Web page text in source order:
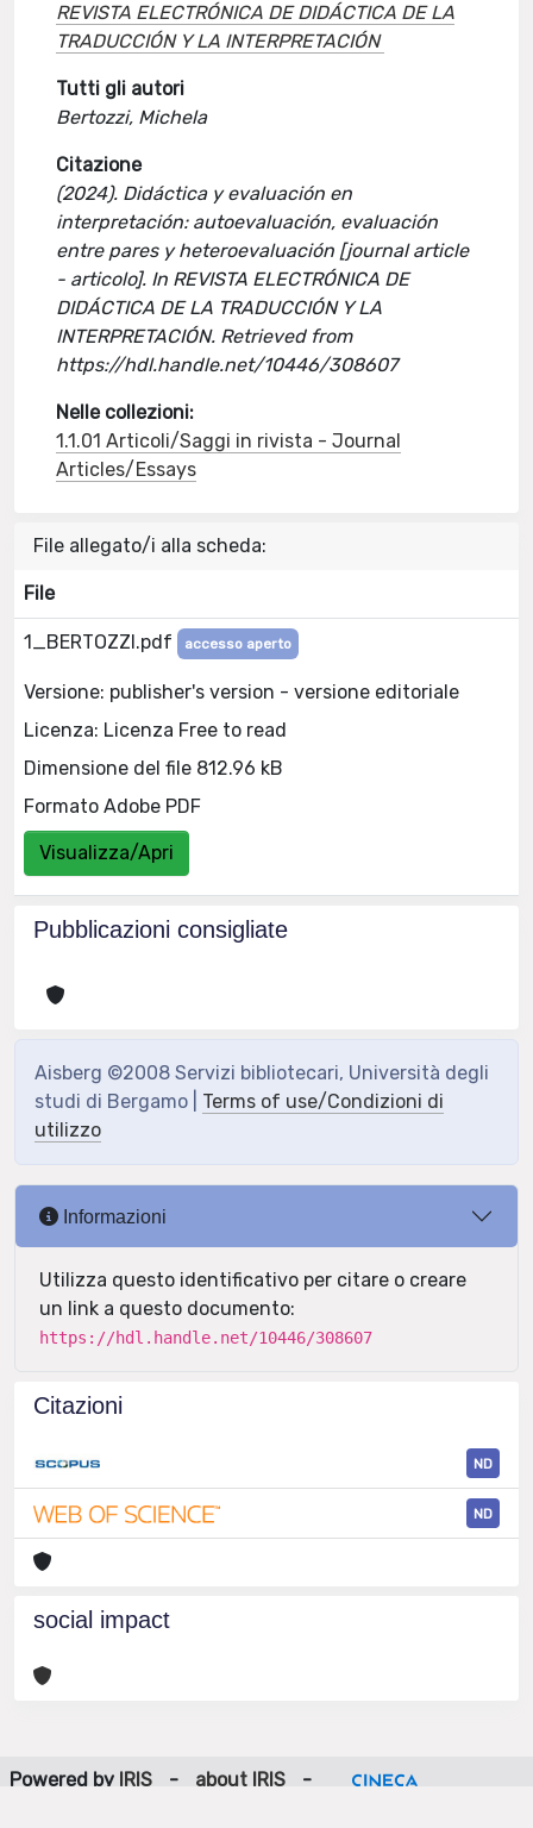
REVISTA ELECTRÓNICA DE DIDÁCTICA DE LA
TRADUCCIÓN Y LA INTERPRETACIÓN
Tutti gli autori
Bertozzi, Michela
Citazione
(2024). Didáctica y evaluación en
interpretación: autoevaluación, evaluación
entre pares y heteroevaluación [journal article
- articolo]. In REVISTA ELECTRÓNICA DE
DIDÁCTICA DE LA TRADUCCIÓN Y LA
INTERPRETACIÓN. Retrieved from
https://hdl.handle.net/10446/308607
Nelle collezioni:
1.1.01 Articoli/Saggi in rivista - Journal
Articles/Essays
File allegato/i alla scheda:
File
1_BERTOZZI.pdf accesso aperto
Versione: publisher's version - versione editoriale
Licenza: Licenza Free to read
Dimensione del file 812.96 kB
Formato Adobe PDF
Visualizza/Apri
Pubblicazioni consigliate
Aisberg ©2008 Servizi bibliotecari, Università degli
studi di Bergamo | Terms of use/Condizioni di
utilizzo
Informazioni
Utilizza questo identificativo per citare o creare
un link a questo documento:
https://hdl.handle.net/10446/308607
Citazioni
ND
ND
social impact
Powered by IRIS - about IRIS
-